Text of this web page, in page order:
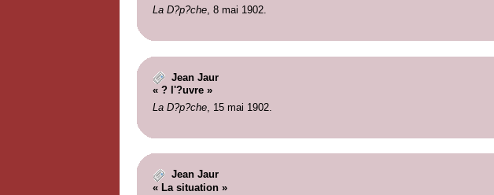
La D?p?che, 8 mai 1902.
Jean Jaur
« ? l'?uvre »
La D?p?che, 15 mai 1902.
Jean Jaur
« La situation »